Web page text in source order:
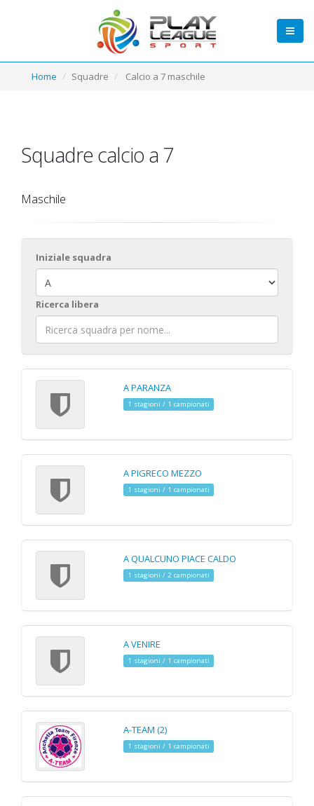
Home Squadre Calcio a 7 maschile
Squadre calcio a 7
Maschile
Iniziale squadra
Ricerca libera
A PARANZA
1 stagioni / 1 campionati
A PIGRECO MEZZO
1 stagioni / 1 campionati
A QUALCUNO PIACE CALDO
1 stagioni / 2 campionati
A VENIRE
1 stagioni / 1 campionati
A-TEAM (2)
1 stagioni / 1 campionati